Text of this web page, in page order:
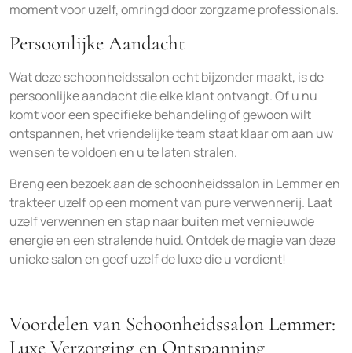
moment voor uzelf, omringd door zorgzame professionals.
Persoonlijke Aandacht
Wat deze schoonheidssalon echt bijzonder maakt, is de
persoonlijke aandacht die elke klant ontvangt. Of u nu
komt voor een specifieke behandeling of gewoon wilt
ontspannen, het vriendelijke team staat klaar om aan uw
wensen te voldoen en u te laten stralen.
Breng een bezoek aan de schoonheidssalon in Lemmer en
trakteer uzelf op een moment van pure verwennerij. Laat
uzelf verwennen en stap naar buiten met vernieuwde
energie en een stralende huid. Ontdek de magie van deze
unieke salon en geef uzelf de luxe die u verdient!
Voordelen van Schoonheidssalon Lemmer:
Luxe Verzorging en Ontspanning